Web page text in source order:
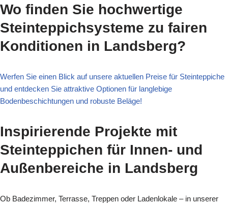
Wo finden Sie hochwertige
Steinteppichsysteme zu fairen
Konditionen in Landsberg?
Werfen Sie einen Blick auf unsere aktuellen Preise für Steinteppiche
und entdecken Sie attraktive Optionen für langlebige
Bodenbeschichtungen und robuste Beläge!
Inspirierende Projekte mit
Steinteppichen für Innen- und
Außenbereiche in Landsberg
Ob Badezimmer, Terrasse, Treppen oder Ladenlokale – in unserer